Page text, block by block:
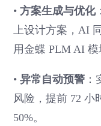
•方案生成与优化
上设计方案，AI
用金蝶 PLM AI 模
•异常自动预警
风险，提前 72 小
50%。